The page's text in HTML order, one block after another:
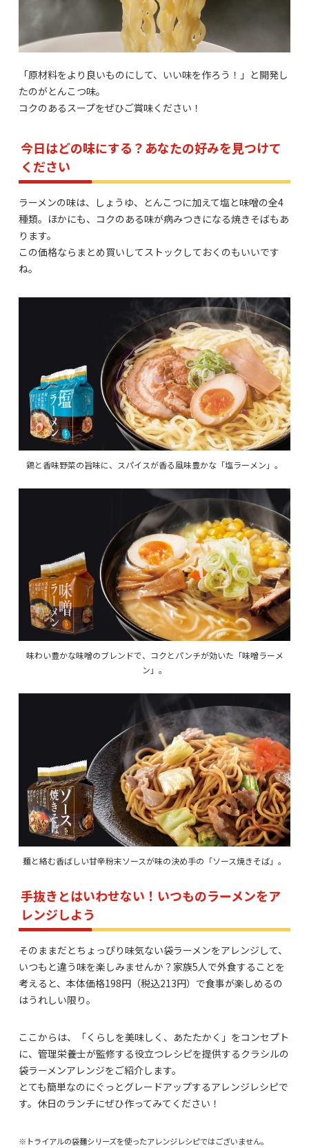
「原材料をより良いものにして、いい味を作ろう！」と開発し
たのがとんこつ味。
コクのあるスープをぜひご賞味ください！
今日はどの味にする？あなたの好みを見つけて
ください
ラーメンの味は、しょうゆ、とんこつに加えて塩と味噌の全4
種類。ほかにも、コクのある味が病みつきになる焼きそばもあ
ります。
この価格ならまとめ買いしてストックしておくのもいいです
ね。
鶏と香味野菜の旨味に、スパイスが香る風味豊かな「塩ラーメン」。
味わい豊かな味噌のブレンドで、コクとパンチが効いた「味噌ラーメ
ン」。
麺と絡む香ばしい甘辛粉末ソースが味の決め手の「ソース焼きそば」。
手抜きとはいわせない！いつものラーメンをア
レンジしよう
そのままだとちょっぴり味気ない袋ラーメンをアレンジして、
いつもと違う味を楽しみませんか？家族5人で外食することを
考えると、本体価格198円（税込213円）で食事が楽しめるの
はうれしい限り。
ここからは、「くらしを美味しく、あたたかく」をコンセプト
に、管理栄養士が監修する役立つレシピを提供するクラシルの
袋ラーメンアレンジをご紹介します。
とても簡単なのにぐっとグレードアップするアレンジレシピで
す。休日のランチにぜひ作ってみてください！
※トライアルの袋麺シリーズを使ったアレンジレシピではございません。